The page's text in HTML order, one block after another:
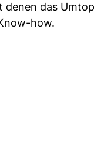
denen das
how.